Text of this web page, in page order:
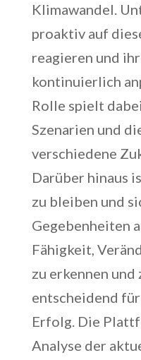
Klimawandel.
proaktiv auf
reagieren und
kontinuierlich
Rolle spielt
Szenarien und
verschiedene
Darüber hinaus
zu bleiben und
Gegebenheiten
Fähigkeit,
zu erkennen und
entscheidend
Erfolg. Die
Analyse der